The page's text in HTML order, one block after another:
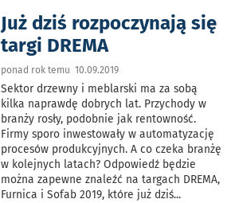
Już dziś rozpoczynają się
targi DREMA
ponad rok temu 10.09.2019
Sektor drzewny i meblarski ma za sobą
kilka naprawdę dobrych lat. Przychody w
branży rosły, podobnie jak rentowność.
Firmy sporo inwestowały w automatyzację
procesów produkcyjnych. A co czeka branżę
w kolejnych latach? Odpowiedź będzie
można zapewne znaleźć na targach DREMA,
Furnica i Sofab 2019, które już dziś...